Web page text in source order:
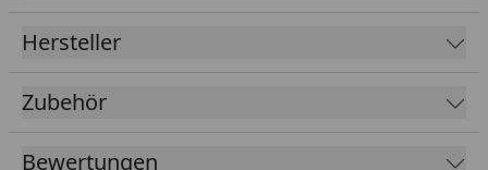
Integriertes Steuergerät
Ca. 12 kg Saunasteine
abweichen, diese wurde noch nicht aktualisiert)
Hersteller
Zubehör
Bewertungen